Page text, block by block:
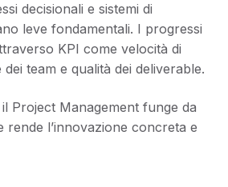
decisionali e sistemi di
leve fondamentali. I progressi
KPI come velocità di
team e qualità dei deliverable.
Project Management funge da
l’innovazione concreta e